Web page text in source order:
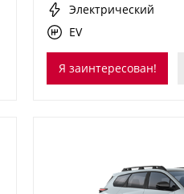
Электрический
EV
Я заинтересован!